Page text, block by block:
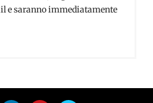
e saranno immediatamente